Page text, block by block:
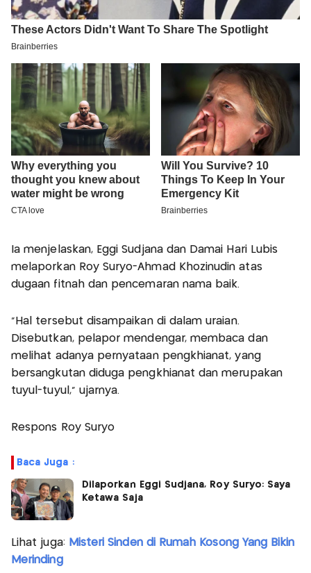
Ia menjelaskan, Eggi Sudjana dan Damai Hari Lubis
melaporkan Roy Suryo-Ahmad Khozinudin atas
dugaan fitnah dan pencemaran nama baik.
“Hal tersebut disampaikan di dalam uraian.
Disebutkan, pelapor mendengar, membaca dan
melihat adanya pernyataan pengkhianat, yang
bersangkutan diduga pengkhianat dan merupakan
tuyul-tuyul,” ujarnya.
Respons Roy Suryo
Baca Juga :
Dilaporkan Eggi Sudjana, Roy Suryo: Saya
Ketawa Saja
Lihat juga: Misteri Sinden di Rumah Kosong Yang Bikin
Merinding